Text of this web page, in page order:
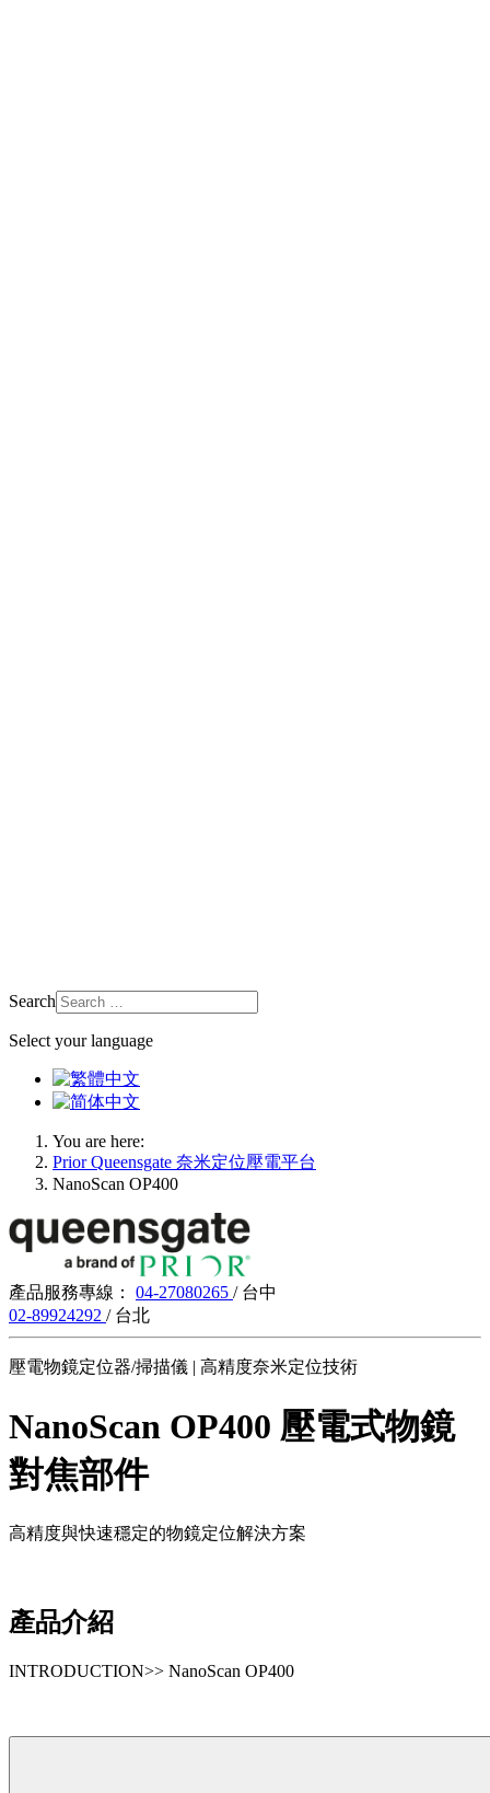
Search
Select your language
You are here:
Prior Queensgate 奈米定位壓電平台
NanoScan OP400
產品服務專線： 04-27080265 / 台中
02-89924292 / 台北
壓電物鏡定位器/掃描儀 | 高精度奈米定位技術
NanoScan OP400 壓電式物鏡
對焦部件
高精度與快速穩定的物鏡定位解決方案
產品介紹
INTRODUCTION>> NanoScan OP400